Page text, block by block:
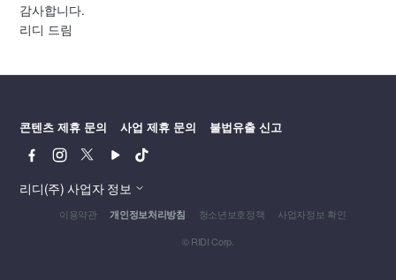
감사합니다.
리디 드림
콘텐츠 제휴 문의 사업 제휴 문의 불법유출 신고
페
이
스
북
인
스
타
그
램
터
튜
브
리디(주) 사업자 정보
이용약관 개인정보처리방침 청소년보호정책
사업자정보 확인
© RIDI Corp.